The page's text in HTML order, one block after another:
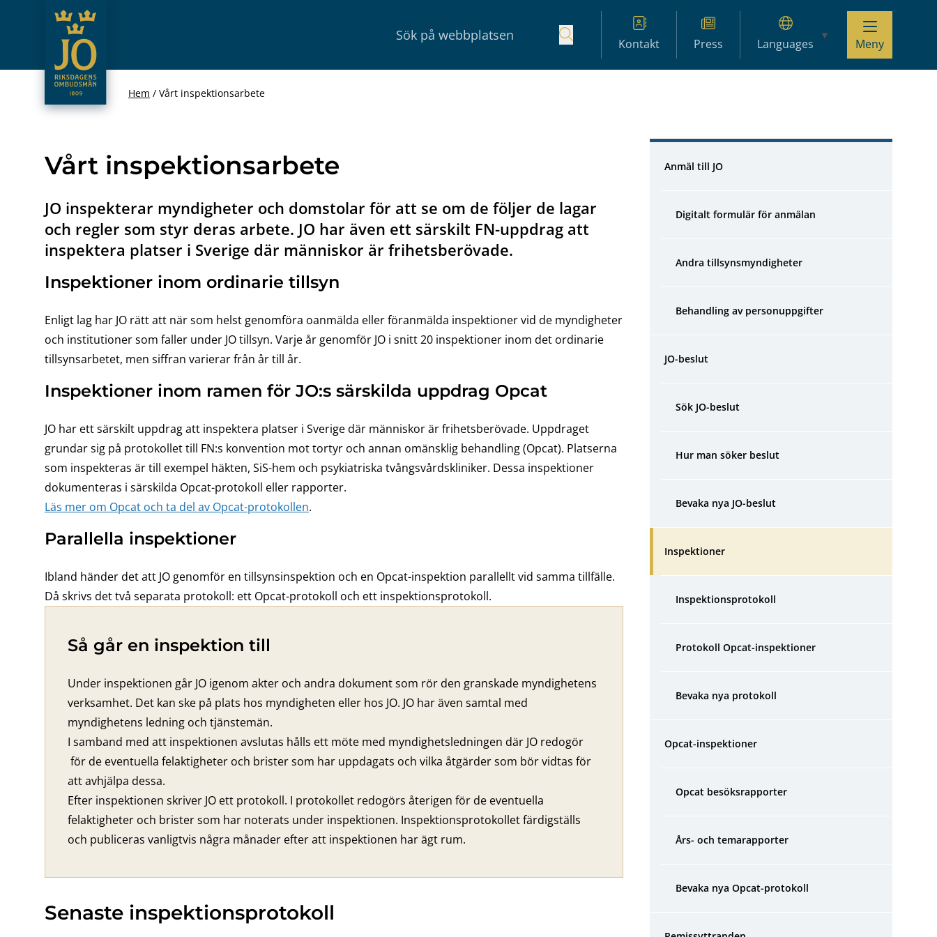
Hoppa till innehåll
JO – Riksdagens Ombudsmän
Kontakt Press Languages Meny
Hem Vårt inspektionsarbete
Vårt inspektionsarbete
JO inspekterar myndigheter och domstolar för att se om de följer de lagar
och regler som styr deras arbete. JO har även ett särskilt FN-uppdrag att
inspektera platser i Sverige där människor är frihetsberövade.
Inspektioner inom ordinarie tillsyn
Enligt lag har JO rätt att när som helst genomföra oanmälda eller föranmälda inspektioner vid de myndigheter
och institutioner som faller under JO tillsyn. Varje år genomför JO i snitt 20 inspektioner inom det ordinarie
tillsynsarbetet, men siffran varierar från år till år.
Inspektioner inom ramen för JO:s särskilda uppdrag Opcat
JO har ett särskilt uppdrag att inspektera platser i Sverige där människor är frihetsberövade. Uppdraget
grundar sig på protokollet till FN:s konvention mot tortyr och annan omänsklig behandling (Opcat). Platserna
som inspekteras är till exempel häkten, SiS-hem och psykiatriska tvångsvårdskliniker. Dessa inspektioner
dokumenteras i särskilda Opcat-protokoll eller rapporter.
Läs mer om Opcat och ta del av Opcat-protokollen.
Parallella inspektioner
Ibland händer det att JO genomför en tillsynsinspektion och en Opcat-inspektion parallellt vid samma tillfälle.
Då skrivs det två separata protokoll: ett Opcat-protokoll och ett inspektionsprotokoll.
Så går en inspektion till
Under inspektionen går JO igenom akter och andra dokument som rör den granskade myndighetens
verksamhet. Det kan ske på plats hos myndigheten eller hos JO. JO har även samtal med
myndighetens ledning och tjänstemän.
I samband med att inspektionen avslutas hålls ett möte med myndighetsledningen där JO redogör
för de eventuella felaktigheter och brister som har uppdagats och vilka åtgärder som bör vidtas för
att avhjälpa dessa.
Efter inspektionen skriver JO ett protokoll. I protokollet redogörs återigen för de eventuella
felaktigheter och brister som har noterats under inspektionen. Inspektionsprotokollet färdigställs
och publiceras vanligtvis några månader efter att inspektionen har ägt rum.
Senaste inspektionsprotokoll
Hoppa över sidonavigation
Anmäl till JO
Digitalt formulär för anmälan
Andra tillsynsmyndigheter
Behandling av personuppgifter
JO-beslut
Sök JO-beslut
Hur man söker beslut
Bevaka nya JO-beslut
Inspektioner
Inspektionsprotokoll
Protokoll Opcat-inspektioner
Bevaka nya protokoll
Opcat-inspektioner
Opcat besöksrapporter
Års- och temarapporter
Bevaka nya Opcat-protokoll